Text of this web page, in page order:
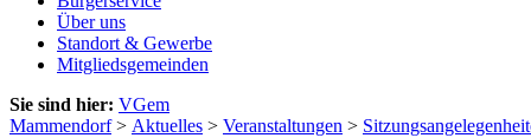
Über uns
Standort & Gewerbe
Mitgliedsgemeinden
Sie sind hier: VGem
Mammendorf> Aktuelles > Veranstaltungen >